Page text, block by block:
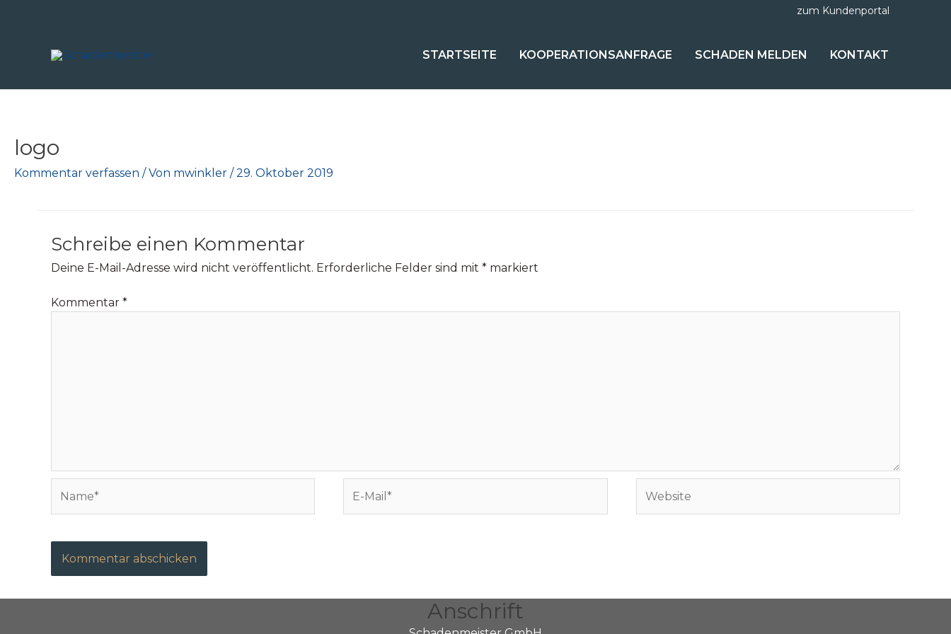
zum Kundenportal
STARTSEITE KOOPERATIONSANFRAGE SCHADEN MELDEN KONTAKT
logo
Kommentar verfassen / Von mwinkler /29. Oktober 2019
Schreibe einen Kommentar
Deine E-Mail-Adresse wird nicht veröffentlicht. Erforderliche Felder sind mit * markiert
Kommentar *
Mail*
Anschrift